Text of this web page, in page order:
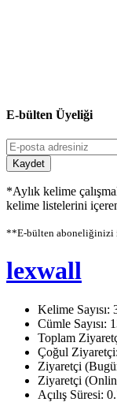
E-bülten Üyeliği
Kaydet
*Aylık kelime
kelime listelerini
**E-bülten aboneliğinizi
lexwall
Kelime Sayısı:
Cümle Sayısı:
Toplam
Çoğul
Ziyaretçi
Ziyaretçi
Açılış Süresi: